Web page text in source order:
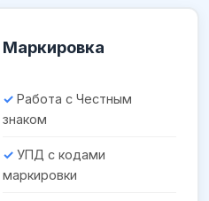
Маркировка
Работа с Честным
знаком
УПД с кодами
маркировки